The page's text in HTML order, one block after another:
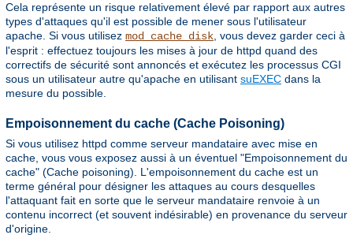
Cela représente un risque relativement élevé par rapport aux autres
types d'attaques qu'il est possible de mener sous l'utilisateur
apache. Si vous utilisez mod_cache_disk, vous devez garder ceci à
l'esprit : effectuez toujours les mises à jour de httpd quand des
correctifs de sécurité sont annoncés et exécutez les processus CGI
sous un utilisateur autre qu'apache en utilisant suEXEC dans la
mesure du possible.
Empoisonnement du cache (Cache Poisoning)
Si vous utilisez httpd comme serveur mandataire avec mise en
cache, vous vous exposez aussi à un éventuel "Empoisonnement du
cache" (Cache poisoning). L'empoisonnement du cache est un
terme général pour désigner les attaques au cours desquelles
l'attaquant fait en sorte que le serveur mandataire renvoie à un
contenu incorrect (et souvent indésirable) en provenance du serveur
d'origine.